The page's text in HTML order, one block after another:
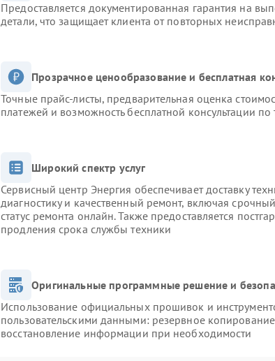
Предоставляется документированная гарантия на
детали, что защищает клиента от повторных
Прозрачное ценообразование и бесплатная
Точные прайс-листы, предварительная оценка
платежей и возможность бесплатной консультации
Широкий спектр услуг
Сервисный центр Энергия обеспечивает доставку
диагностику и качественный ремонт, включая
статус ремонта онлайн. Также предоставляется
продления срока службы техники
Оригинальные программные решение и
Использование официальных прошивок и
пользовательскими данными: резервное
восстановление информации при необходимости